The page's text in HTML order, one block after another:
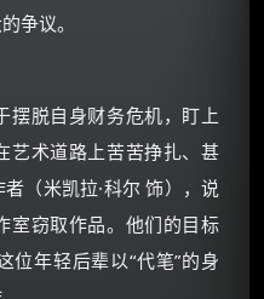
争议。
摆脱自身财务危机，盯上
艺术道路上苦苦挣扎、甚
（米凯拉·科尔 饰），说
室窃取作品。他们的目标
位年轻后辈以“代笔”的身
了 💦
最低75元！
、外卖红包、